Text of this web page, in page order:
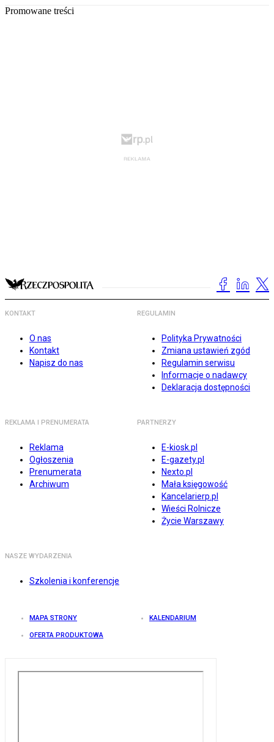
Promowane treści
KONTAKT
O nas
Kontakt
Napisz do nas
REGULAMIN
Polityka Prywatności
Zmiana ustawień zgód
Regulamin serwisu
Informacje o nadawcy
Deklaracja dostępności
REKLAMA I PRENUMERATA
Reklama
Ogłoszenia
Prenumerata
Archiwum
PARTNERZY
E-kiosk.pl
E-gazety.pl
Nexto.pl
Mała księgowość
Kancelarierp.pl
Wieści Rolnicze
Życie Warszawy
NASZE WYDARZENIA
Szkolenia i konferencje
MAPA STRONY KALENDARIUM
OFERTA PRODUKTOWA